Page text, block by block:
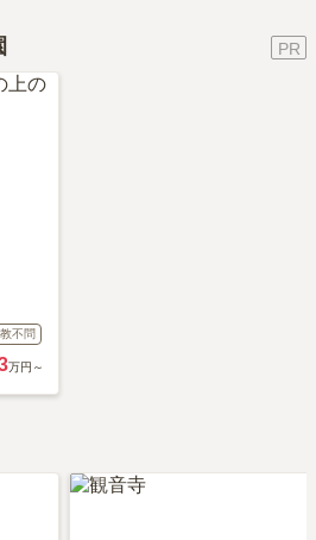
持参すれば何の問題もなく不満な点は
をいただいております。
不問
万円～